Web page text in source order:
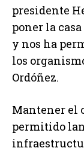
presidente
poner la
y nos ha
los
Ordóñez.
Mantener el
permitido